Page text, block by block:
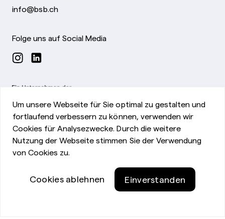
info@bsb.ch
Folge uns auf Social Media
©Bürgerspital Basel
Um unsere Webseite für Sie optimal zu gestalten und
fortlaufend verbessern zu können, verwenden wir
Cookies für Analysezwecke. Durch die weitere
Nutzung der Webseite stimmen Sie der Verwendung
von Cookies zu.
Cookies ablehnen Einverstanden